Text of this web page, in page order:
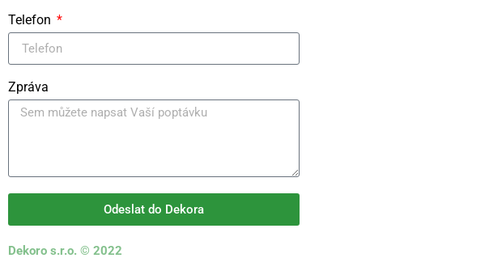
Telefon
Zpráva
Odeslat do Dekora
Dekoro s.r.o. © 2022